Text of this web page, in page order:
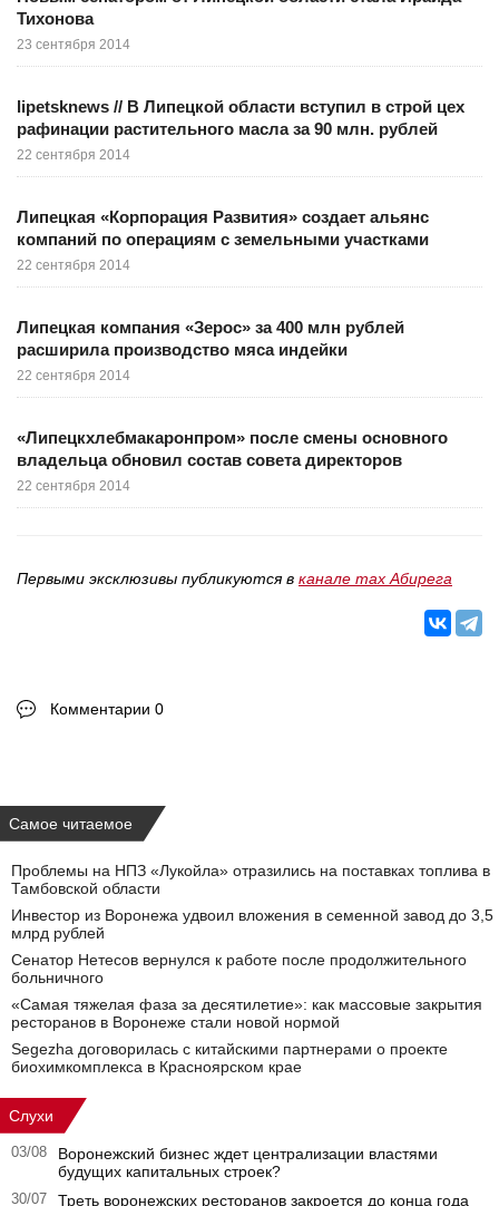
Тихонова
23 сентября 2014
lipetsknews // В Липецкой области вступил в строй цех
рафинации растительного масла за 90 млн. рублей
22 сентября 2014
Липецкая «Корпорация Развития» создает альянс
компаний по операциям с земельными участками
22 сентября 2014
Липецкая компания «Зерос» за 400 млн рублей
расширила производство мяса индейки
22 сентября 2014
«Липецкхлебмакаронпром» после смены основного
владельца обновил состав совета директоров
22 сентября 2014
Первыми эксклюзивы публикуются в канале max Абирега
Комментарии 0
Самое читаемое
Проблемы на НПЗ «Лукойла» отразились на поставках топлива в
Тамбовской области
Инвестор из Воронежа удвоил вложения в семенной завод до 3,5
млрд рублей
Сенатор Нетесов вернулся к работе после продолжительного
больничного
«Самая тяжелая фаза за десятилетие»: как массовые закрытия
ресторанов в Воронеже стали новой нормой
Segezha договорилась с китайскими партнерами о проекте
биохимкомплекса в Красноярском крае
Слухи
03/08
Воронежский бизнес ждет централизации властями
будущих капитальных строек?
30/07 Треть воронежских ресторанов закроется до конца года